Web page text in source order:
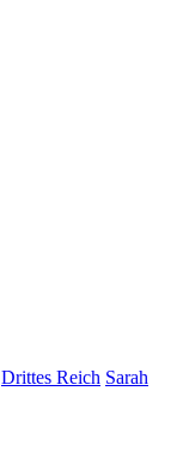
Drittes Reich Sarah